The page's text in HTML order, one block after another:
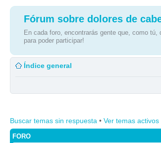
Fórum sobre dolores de
En cada foro, encontrarás gente que, como
para poder participar!
Índice general
Buscar temas sin respuesta • Ver temas activos
FORO